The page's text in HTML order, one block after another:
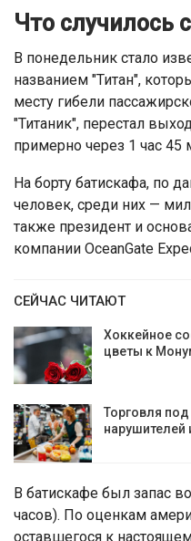
Что случилось
В понедельник стало
названием "Титан",
месту гибели
"Титаник", перестал
примерно через 1 час 45
На борту батискафа, по
человек, среди них —
также президент и
компании OceanGate
СЕЙЧАС ЧИТАЮТ
Хоккейное
цветы к
Торговля
В батискафе был запас
часов). По оценкам
оставшегося к